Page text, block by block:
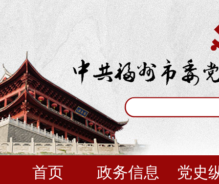
首页 政务信息 党史